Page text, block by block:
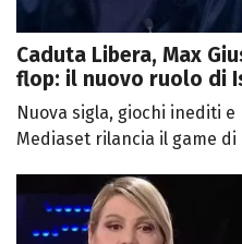
Caduta Libera, Max
flop: il nuovo ruolo di
Nuova sigla, giochi inediti
Mediaset rilancia il game di